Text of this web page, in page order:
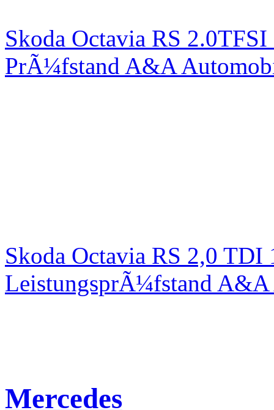
Skoda Octavia RS
PrÃ¼fstand A&A
Skoda Octavia RS 2,0
LeistungsprÃ¼fstand
Mercedes